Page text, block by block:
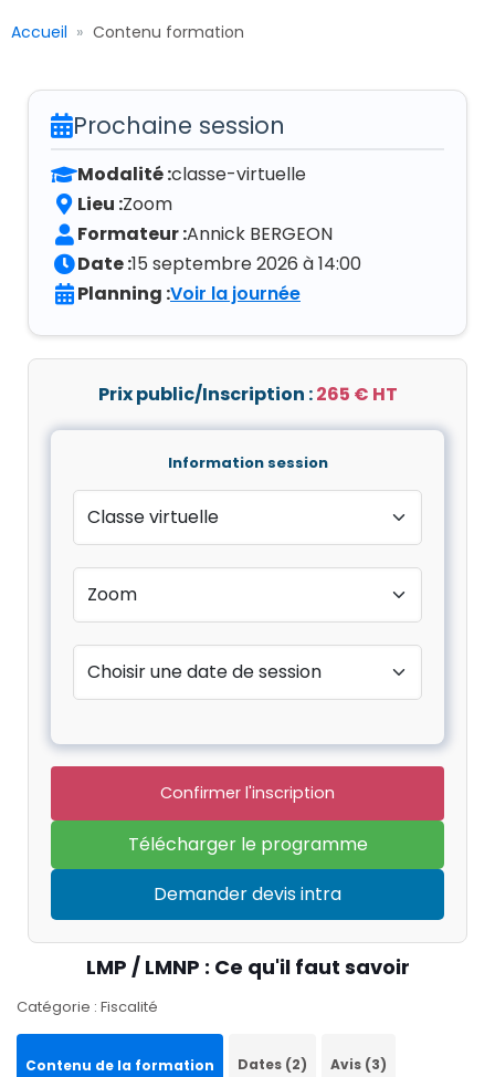
Accueil Contenu formation
LMP / LMNP : Ce qu'il faut savoir
Catégorie : Fiscalité
Contenu de la formation Dates (2) Avis (3)
Prochaine session
Modalité :classe-virtuelle
Lieu :Zoom
Formateur :Annick BERGEON
Date :15 septembre 2026 à 14:00
Planning :Voir la journée
Prix public/Inscription :265 € HT
Information session
Confirmer l'inscription
Télécharger le programme
Demander devis intra